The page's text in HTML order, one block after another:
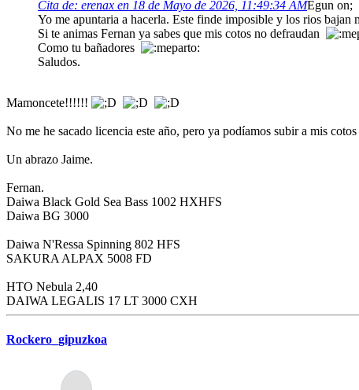
Cita de: erenax en 18 de Mayo de 2026, 11:49:34 AMEgun on;
Yo me apuntaria a hacerla. Este finde imposible y los rios
Si te animas Fernan ya sabes que mis cotos no defraudan
Como tu bañadores
Saludos.
Mamoncete!!!!!!
No me he sacado licencia este año, pero ya podíamos subir a mis
Un abrazo Jaime.
Fernan.
Daiwa Black Gold Sea Bass 1002 HXHFS
Daiwa BG 3000
Daiwa N'Ressa Spinning 802 HFS
SAKURA ALPAX 5008 FD
HTO Nebula 2,40
DAIWA LEGALIS 17 LT 3000 CXH
Rockero_gipuzkoa